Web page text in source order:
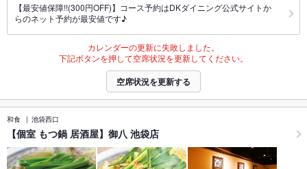
【最安値保障!!(300円OFF)】コース予約はDKダイニング公式サイトか
らのネット予約が最安値です♪
カレンダーの更新に失敗しました。
下記ボタンを押して空席状況を更新してください。
空席状況を更新する
和食 池袋西口
【個室 もつ鍋 居酒屋】御八 池袋店